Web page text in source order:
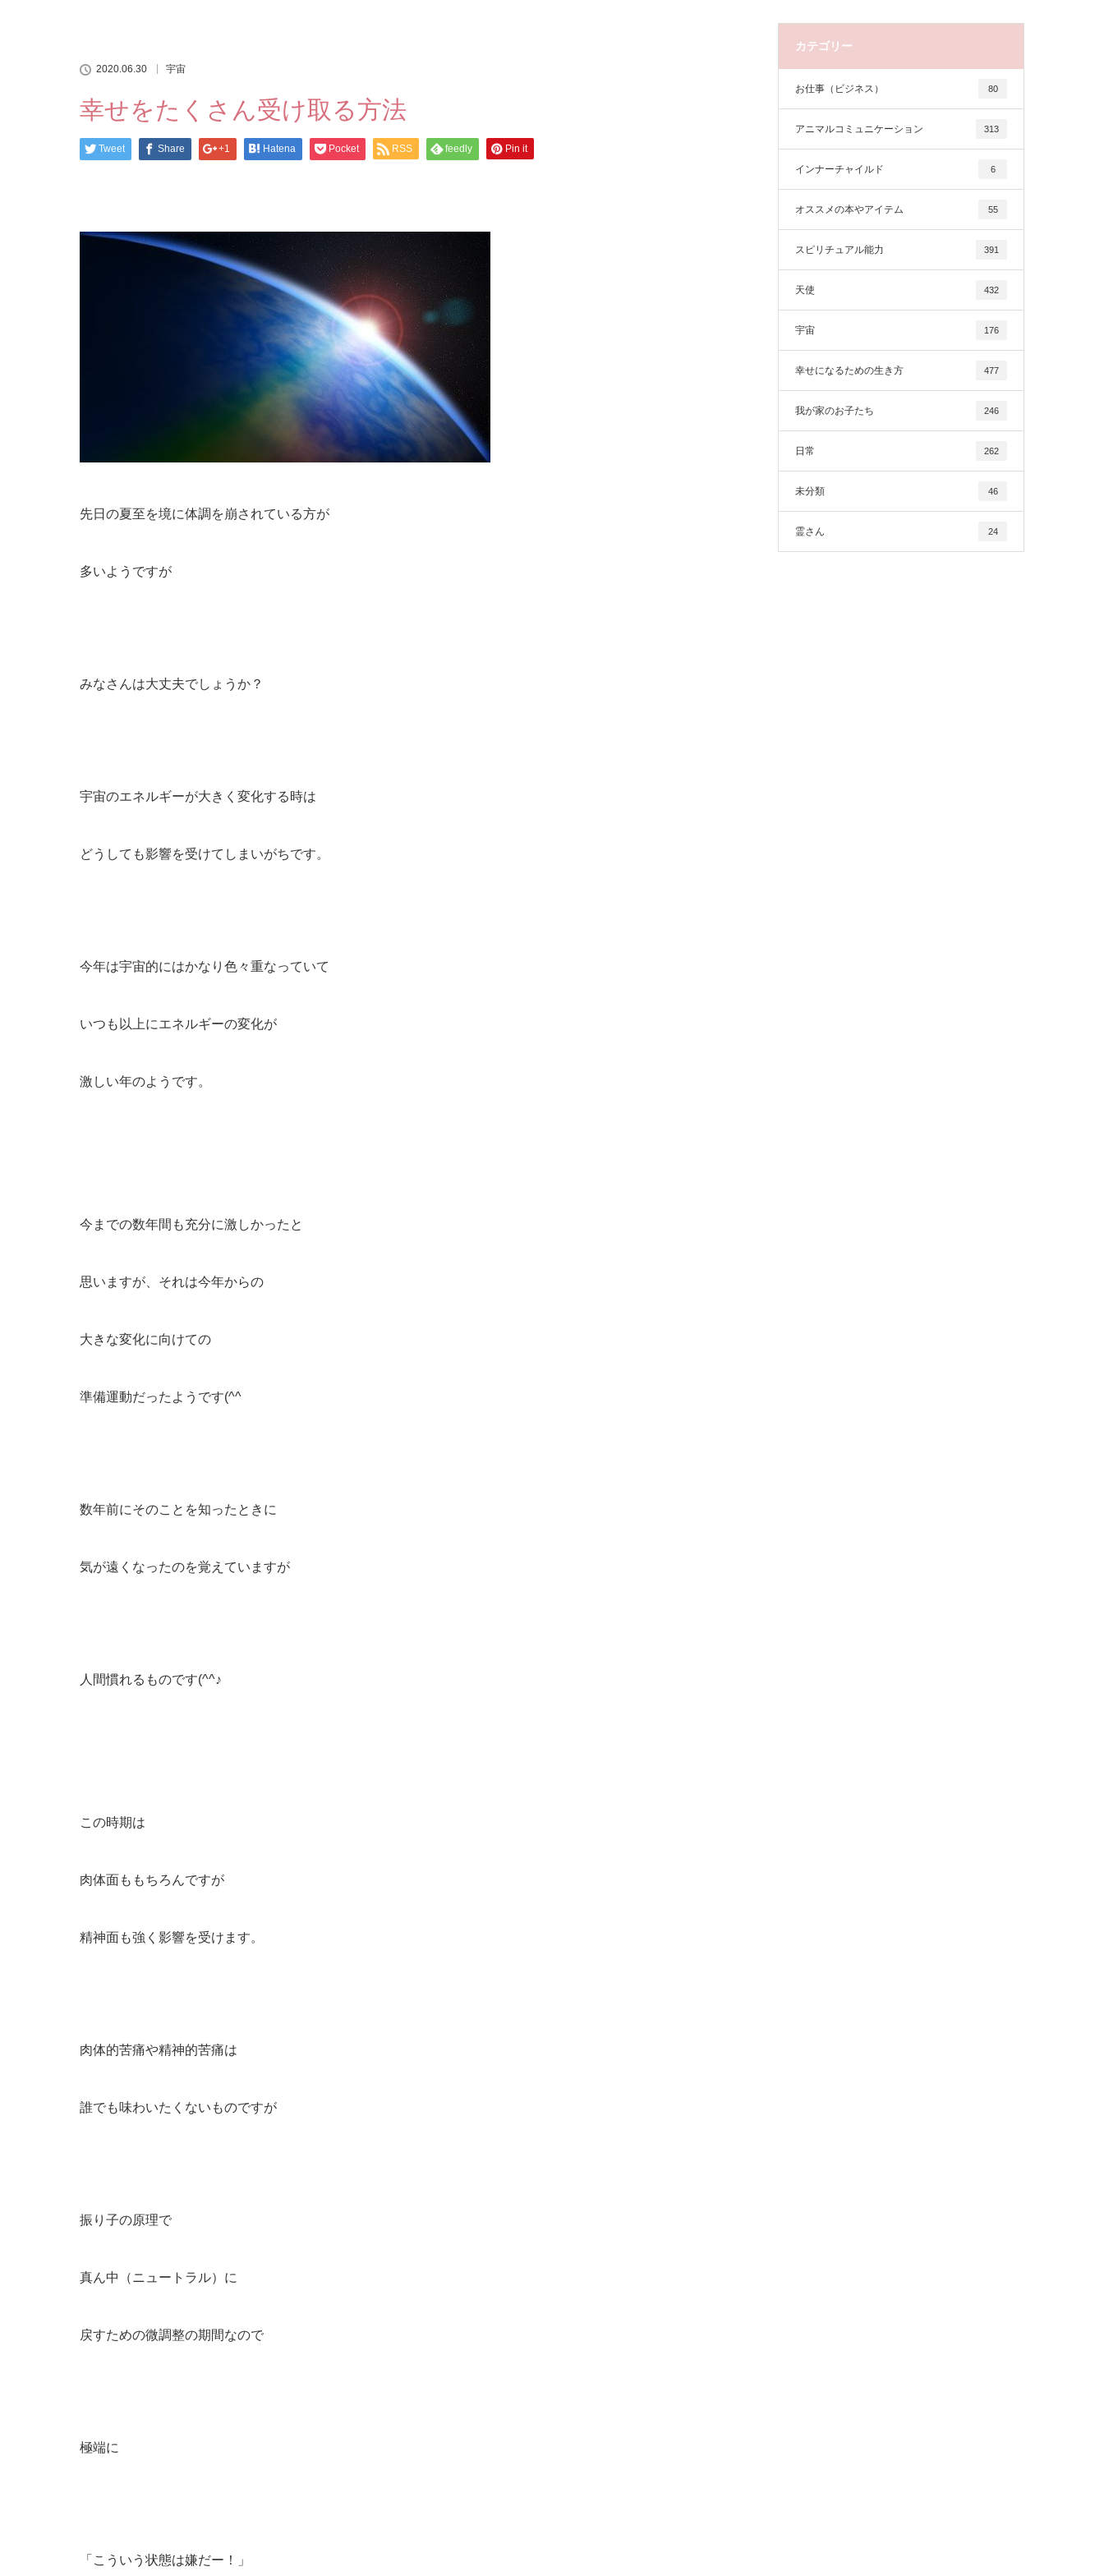
2020.06.30 宇宙
幸せをたくさん受け取る方法
Tweet Share +1 Hatena Pocket RSS feedly Pin it
先日の夏至を境に体調を崩されている方が
多いようですが
みなさんは大丈夫でしょうか？
宇宙のエネルギーが大きく変化する時は
どうしても影響を受けてしまいがちです。
今年は宇宙的にはかなり色々重なっていて
いつも以上にエネルギーの変化が
激しい年のようです。
今までの数年間も充分に激しかったと
思いますが、それは今年からの
大きな変化に向けての
準備運動だったようです(^^ゞ
数年前にそのことを知ったときに
気が遠くなったのを覚えていますが
人間慣れるものです(^^♪
この時期は
肉体面ももちろんですが
精神面も強く影響を受けます。
肉体的苦痛や精神的苦痛は
誰でも味わいたくないものですが
振り子の原理で
真ん中（ニュートラル）に
戻すための微調整の期間なので
極端に
「こういう状態は嫌だー！」
カテゴリー
お仕事（ビジネス） 80
アニマルコミュニケーション 313
インナーチャイルド 6
オススメの本やアイテム 55
スピリチュアル能力 391
天使 432
宇宙 176
幸せになるための生き方 477
我が家のお子たち 246
日常 262
未分類 46
霊さん 24